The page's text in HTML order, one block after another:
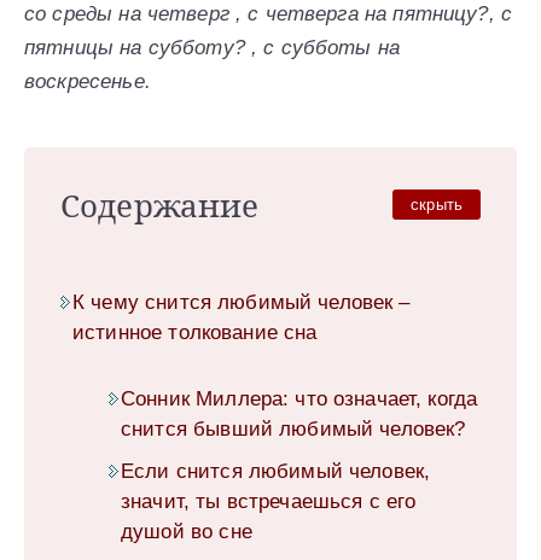
со среды на четверг , с четверга на пятницу?, с
пятницы на субботу? , с субботы на
воскресенье.
Содержание скрыть
К чему снится любимый человек –
истинное толкование сна
Сонник Миллера: что означает, когда
снится бывший любимый человек?
Если снится любимый человек,
значит, ты встречаешься с его
душой во сне